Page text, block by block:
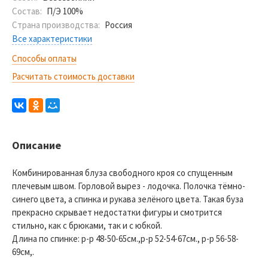
Состав: П/Э 100%
Страна производства: Россия
Все характеристики
Способы оплаты
Расчитать стоимость доставки
Описание
Комбинированная блуза свободного кроя со спущенным
плечевым швом. Горловой вырез - лодочка. Полочка тёмно-
синего цвета, а спинка и рукава зелёного цвета. Такая буза
прекрасно скрывает недостатки фигуры и смотрится
стильно, как с брюками, так и с юбкой.
Длина по спинке: р-р 48-50-65см.,р-р 52-54-67см., р-р 56-58-
69см,.